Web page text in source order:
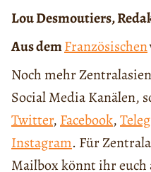
Lou Desmoutiers,
Aus demFranzösischen
Noch mehr
Social Media Kanälen,
Twitter, Facebook,
Instagram. Für
Mailbox könnt ihr euch